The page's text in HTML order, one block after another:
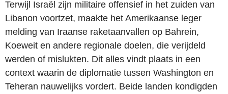
Terwijl Israël zijn militaire offensief in het zuiden van
Libanon voortzet, maakte het Amerikaanse leger
melding van Iraanse raketaanvallen op Bahrein,
Koeweit en andere regionale doelen, die verijdeld
werden of mislukten. Dit alles vindt plaats in een
context waarin de diplomatie tussen Washington en
Teheran nauwelijks vordert. Beide landen kondigden